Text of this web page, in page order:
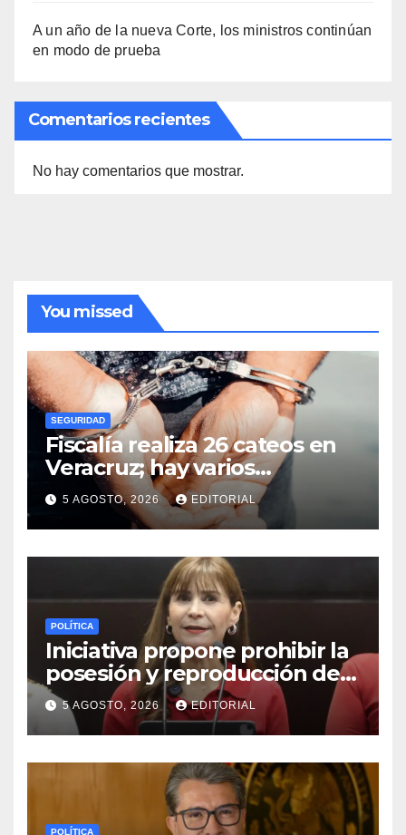
A un año de la nueva Corte, los ministros continúan
en modo de prueba
Comentarios recientes
No hay comentarios que mostrar.
You missed
SEGURIDAD
Fiscalía realiza 26 cateos en
Veracruz; hay varios
detenidos
5 AGOSTO, 2026 EDITORIAL
POLÍTICA
Iniciativa propone prohibir la
posesión y reproducción de
fauna silvestre como
mascotas para su
comercialización
5 AGOSTO, 2026 EDITORIAL
POLÍTICA